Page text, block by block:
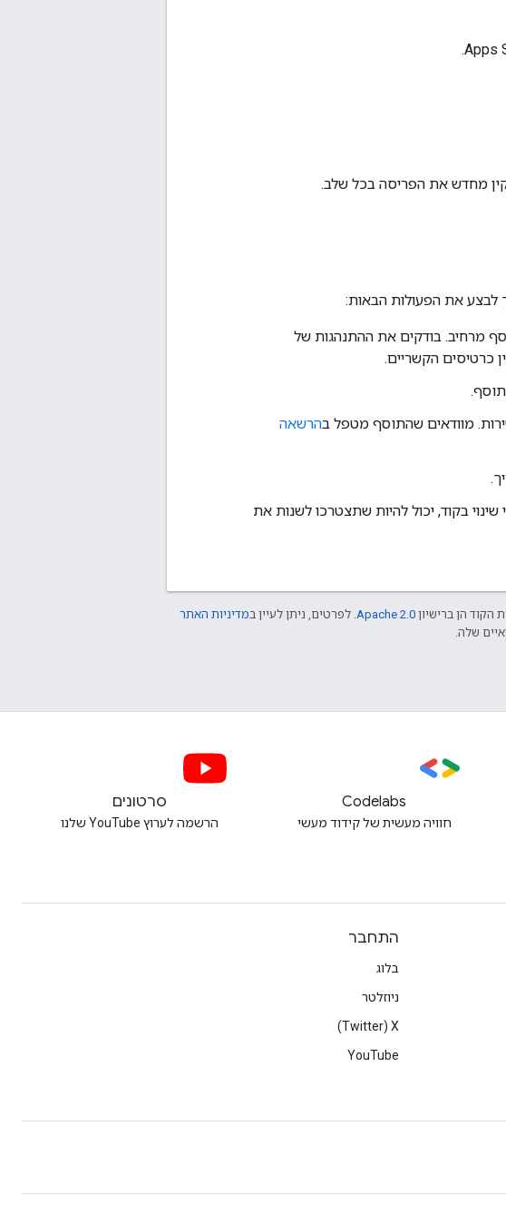
מחדש את הפריסה בכל שלב.
לבצע את הפעולות הבאות:
מרחיב. בודקים את ההתנהגות של
כרטיסים הקשריים.
הרשאה
בקוד, יכול להיות שתצטרכו לשנות את
הקוד הן ברישיון Apache 2.0 . לפרטים, ניתן לעיין במדיניות האתר
Codelabs
חוויה מעשית של קידוד מעשי
סרטונים
הרשמה לערוץ YouTube שלנו
התחבר
בלוג
ניוזלטר
X‏ (Twitter)
YouTube